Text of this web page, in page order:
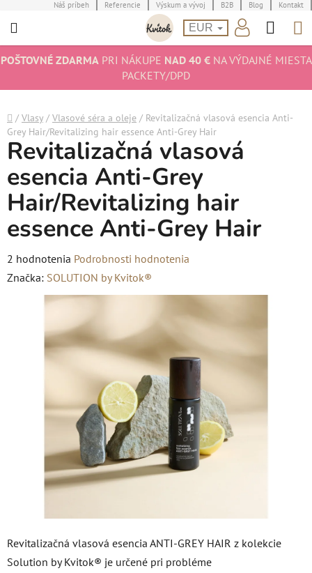
na
Náš príbeh Referencie Výskum a vývoj B2B Blog Kontakt
EUR
POŠTOVNÉ ZDARMAPRI NÁKUPE NAD 40 €NA VÝDAJNÉ MIESTA
PACKETY/DPD
Domov
/ Vlasy / Vlasové séra a oleje / Revitalizačná vlasová esencia Anti-
Grey Hair/Revitalizing hair essence Anti-Grey Hair
Revitalizačná vlasová esencia ANTI-GREY HAIR z kolekcie
Solution by Kvitok® je určené pri probléme
Revitalizačná vlasová
esencia Anti-Grey
Hair/Revitalizing hair
essence Anti-Grey Hair
Priemerné
hodnotenie
produktu
2 hodnotenia Podrobnosti hodnotenia
Značka: SOLUTION by Kvitok®